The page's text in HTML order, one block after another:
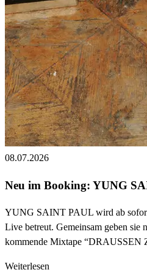
08.07.2026
Neu im Booking: YUNG
YUNG SAINT PAUL wird ab
Live betreut. Gemeinsam geben sie
kommende Mixtape “DRAUSSEN
Weiterlesen